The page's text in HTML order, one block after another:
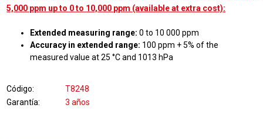
5,000 ppm up to 0 to 10,000 ppm (available at extra cost):
Extended measuring range: 0 to 10 000 ppm
Accuracy in extended range: 100 ppm + 5% of the
measured value at 25 °C and 1013 hPa
Código
T8248
Garantía
3 años